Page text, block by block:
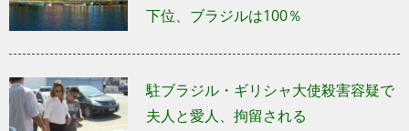
下位、ブラジルは100％
駐ブラジル・ギリシャ大使殺害容疑で
夫人と愛人、拘留される